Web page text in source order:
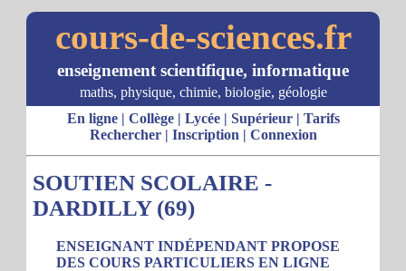
cours-de-sciences.fr
enseignement scientifique, informatique
maths, physique, chimie, biologie, géologie
En ligne| Collège| Lycée| Supérieur| Tarifs
Rechercher| Inscription | Connexion
SOUTIEN SCOLAIRE -
DARDILLY (69)
ENSEIGNANT INDÉPENDANT PROPOSE
DES COURS PARTICULIERS EN LIGNE